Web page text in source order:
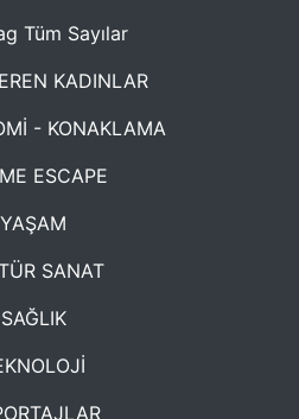
Tüm Sayılar
KADINLAR
- KONAKLAMA
ESCAPE
YAŞAM
SANAT
SAĞLIK